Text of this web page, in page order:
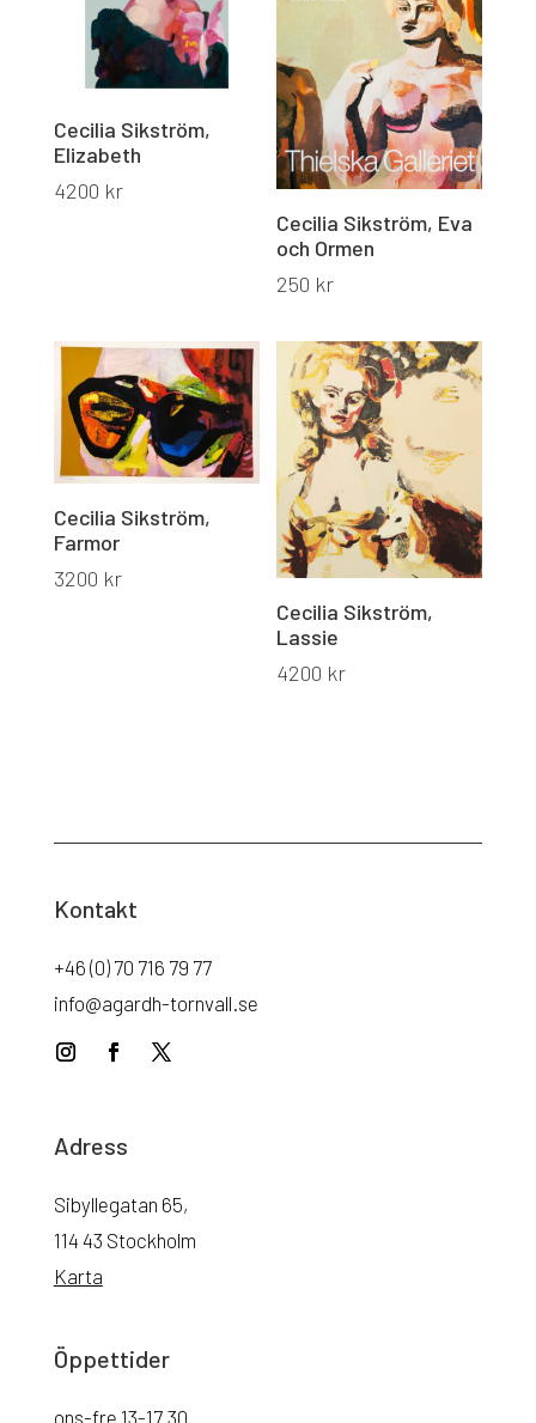
Cecilia Sikström,
Elizabeth
4200 kr
Cecilia Sikström, Eva
och Ormen
250 kr
Cecilia Sikström,
Farmor
3200 kr
Cecilia Sikström,
Lassie
4200 kr
Kontakt
+46 (0) 70 716 79 77
info@agardh-tornvall.se
Adress
Sibyllegatan 65,
114 43 Stockholm
Karta
Öppettider
ons-fre 13-17.30